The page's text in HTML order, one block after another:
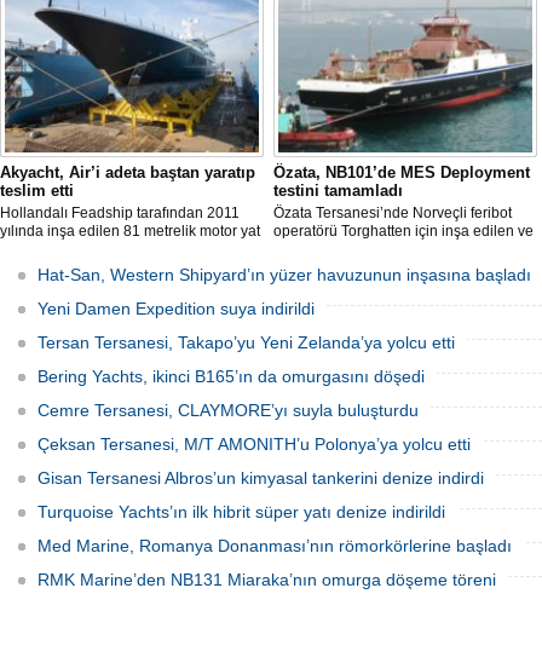
Akyacht, Air’i adeta baştan yaratıp
teslim etti
Hollandalı Feadship tarafından 2011
yılında inşa edilen 81 metrelik motor yat
tersanesindeki büyük refit (yenileme)
sürecini başarıyla sonlandırdı.
Özata, NB101’de MES Deployment
testini tamamladı
Özata Tersanesi’nde Norveçli feribot
operatörü Torghatten için inşa edilen ve
gemide gerçekleştirilen MES (Marine
Evacuation System) Deployment Testi
başarıyla tamamlandı.
Hat-San, Western Shipyard’ın yüzer havuzunun inşasına başladı
Yeni Damen Expedition suya indirildi
Tersan Tersanesi, Takapo’yu Yeni Zelanda’ya yolcu etti
Bering Yachts, ikinci B165’ın da omurgasını döşedi
Cemre Tersanesi, CLAYMORE’yı suyla buluşturdu
Çeksan Tersanesi, M/T AMONITH’u Polonya’ya yolcu etti
Gisan Tersanesi Albros’un kimyasal tankerini denize indirdi
Turquoise Yachts’ın ilk hibrit süper yatı denize indirildi
Med Marine, Romanya Donanması’nın römorkörlerine başladı
RMK Marine’den NB131 Miaraka’nın omurga döşeme töreni